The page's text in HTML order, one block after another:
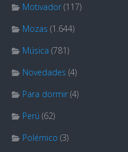
Motivador (117)
Mozas (1.644)
Música (781)
Novedades (4)
Para dormir (4)
Perú (62)
Polémico (3)